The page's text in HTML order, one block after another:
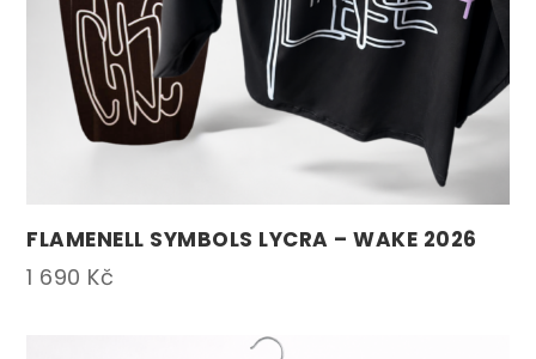
FLAMENELL SYMBOLS LYCRA – WAKE 2026
1 690 Kč